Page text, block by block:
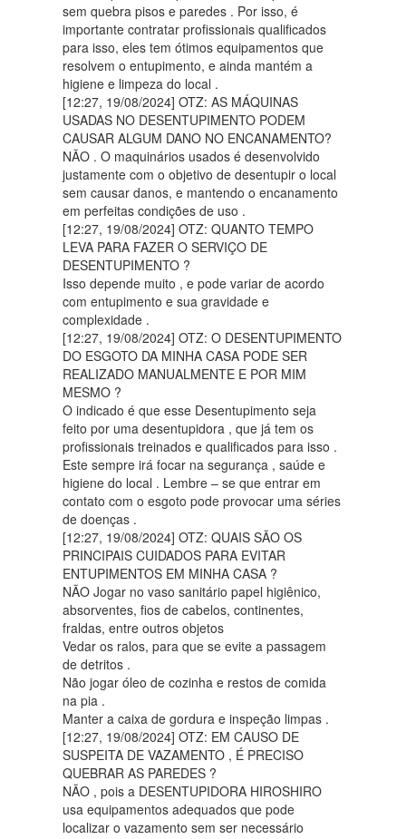
sem quebra pisos e paredes . Por isso, é
importante contratar profissionais qualificados
para isso, eles tem ótimos equipamentos que
resolvem o entupimento, e ainda mantém a
higiene e limpeza do local .
[12:27, 19/08/2024] OTZ: AS MÁQUINAS
USADAS NO DESENTUPIMENTO PODEM
CAUSAR ALGUM DANO NO ENCANAMENTO?
NÃO . O maquinários usados é desenvolvido
justamente com o objetivo de desentupir o local
sem causar danos, e mantendo o encanamento
em perfeitas condições de uso .
[12:27, 19/08/2024] OTZ: QUANTO TEMPO
LEVA PARA FAZER O SERVIÇO DE
DESENTUPIMENTO ?
Isso depende muito , e pode variar de acordo
com entupimento e sua gravidade e
complexidade .
[12:27, 19/08/2024] OTZ: O DESENTUPIMENTO
DO ESGOTO DA MINHA CASA PODE SER
REALIZADO MANUALMENTE E POR MIM
MESMO ?
O indicado é que esse Desentupimento seja
feito por uma desentupidora , que já tem os
profissionais treinados e qualificados para isso .
Este sempre irá focar na segurança , saúde e
higiene do local . Lembre – se que entrar em
contato com o esgoto pode provocar uma séries
de doenças .
[12:27, 19/08/2024] OTZ: QUAIS SÃO OS
PRINCIPAIS CUIDADOS PARA EVITAR
ENTUPIMENTOS EM MINHA CASA ?
NÃO Jogar no vaso sanitário papel higiênico,
absorventes, fios de cabelos, continentes,
fraldas, entre outros objetos
Vedar os ralos, para que se evite a passagem
de detritos .
Não jogar óleo de cozinha e restos de comida
na pia .
Manter a caixa de gordura e inspeção limpas .
[12:27, 19/08/2024] OTZ: EM CAUSO DE
SUSPEITA DE VAZAMENTO , É PRECISO
QUEBRAR AS PAREDES ?
NÃO , pois a DESENTUPIDORA HIROSHIRO
usa equipamentos adequados que pode
localizar o vazamento sem ser necessário